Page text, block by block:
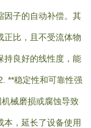
因子的自动补偿。其
正比，且不受流体物
持良好的线性度，能
**稳定性和可靠性强
械磨损或腐蚀导致
本，延长了设备使用